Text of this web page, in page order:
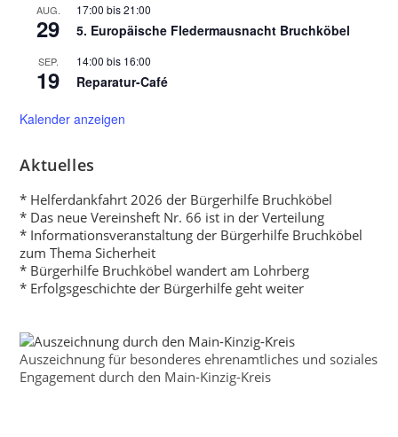
AUG.
29
17:00 bis21:00
5. Europäische Fledermausnacht Bruchköbel
SEP.
19
14:00 bis 16:00
Reparatur-Café
Kalender anzeigen
Aktuelles
* Helferdankfahrt 2026 der Bürgerhilfe Bruchköbel
* Das neue Vereinsheft Nr. 66 ist in der Verteilung
* Informationsveranstaltung der Bürgerhilfe Bruchköbel
zum Thema Sicherheit
* Bürgerhilfe Bruchköbel wandert am Lohrberg
* Erfolgsgeschichte der Bürgerhilfe geht weiter
Auszeichnung für besonderes ehrenamtliches und soziales
Engagement durch den Main-Kinzig-Kreis